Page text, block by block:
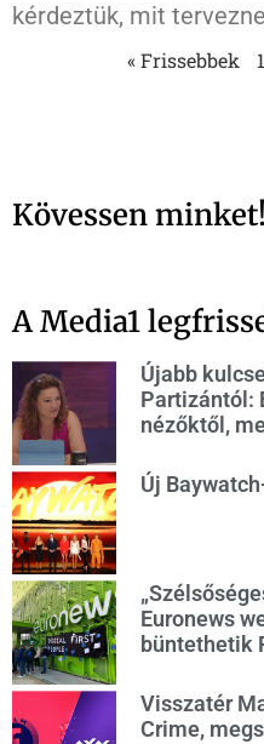
kérdeztük, mit
« Frissebbek 1
Kövessen minket!
A Media1
Újabb
Partizántól:
nézőktől,
Új
Euronews
büntethetik
Visszatér
Crime,